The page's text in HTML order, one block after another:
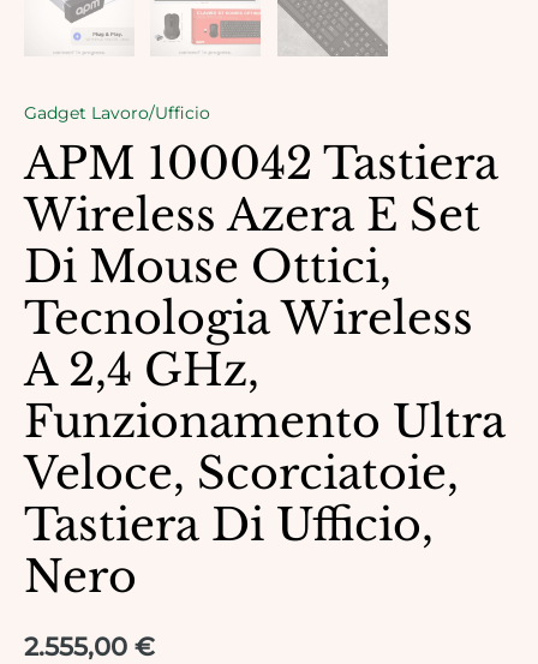
Gadget Lavoro/Ufficio
APM 100042 Tastiera
Wireless Azera E Set
Di Mouse Ottici,
Tecnologia Wireless
A 2,4 GHz,
Funzionamento Ultra
Veloce, Scorciatoie,
Tastiera Di Ufficio,
Nero
2.555,00 €